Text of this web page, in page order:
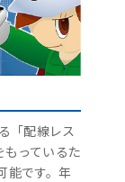
「配線レス
っているた
能です。年